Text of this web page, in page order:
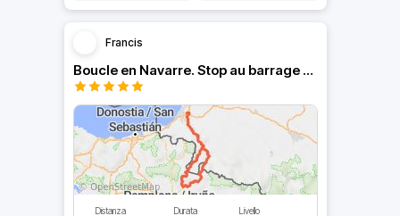
Francis
Boucle en Navarre. Stop au barrage d’Eugi.
Distanza Durata Livello